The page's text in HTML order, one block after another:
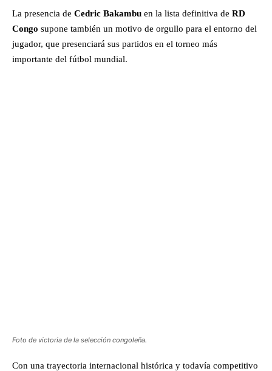
La presencia de Cedric Bakambu en la lista definitiva de RD
Congo supone también un motivo de orgullo para el entorno del
jugador, que presenciará sus partidos en el torneo más
importante del fútbol mundial.
Foto de victoria de la selección congoleña.
Con una trayectoria internacional histórica y todavía competitivo